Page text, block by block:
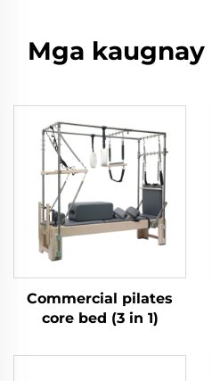
Mga
Commercial pilates
core bed (3 in 1)